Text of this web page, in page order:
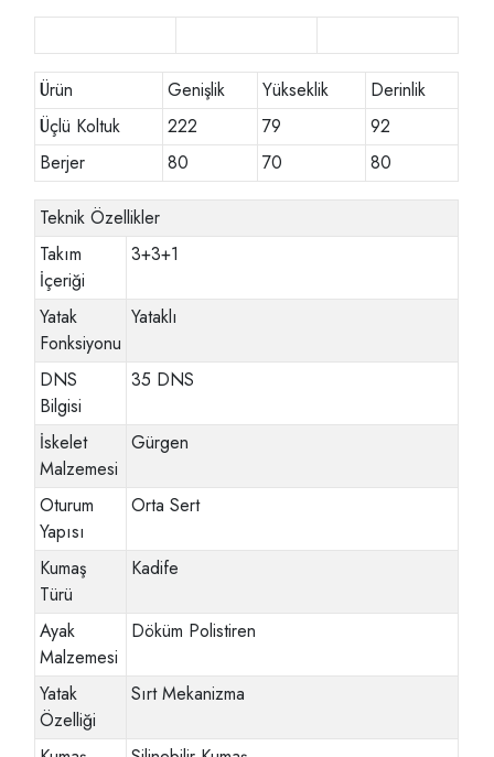
Ürün Genişlik Yükseklik
Derinlik
Üçlü Koltuk
222 79
92
Berjer
80 70 80
Teknik Özellikler
Takım
İçeriği
3+3+1
Yatak
Fonksiyonu
Yataklı
DNS
Bilgisi
35 DNS
İskelet
Malzemesi
Gürgen
Oturum
Yapısı
Orta Sert
Kumaş
Türü
Kadife
Ayak
Malzemesi
Döküm Polistiren
Yatak
Özelliği
Sırt Mekanizma